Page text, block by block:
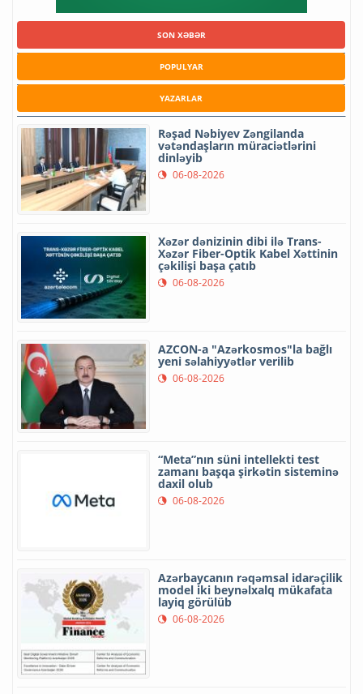
SON XƏBƏR
POPULYAR
YAZARLAR
Rəşad Nəbiyev Zəngilanda
vətəndaşların müraciətlərini
dinləyib
06-08-2026
Xəzər dənizinin dibi ilə Trans-
Xəzər Fiber-Optik Kabel Xəttinin
çəkilişi başa çatıb
06-08-2026
AZCON-a "Azərkosmos"la bağlı
yeni səlahiyyətlər verilib
06-08-2026
“Meta”nın süni intellekti test
zamanı başqa şirkətin sisteminə
daxil olub
06-08-2026
Azərbaycanın rəqəmsal idarəçilik
model iki beynəlxalq mükafata
layiq görülüb
06-08-2026